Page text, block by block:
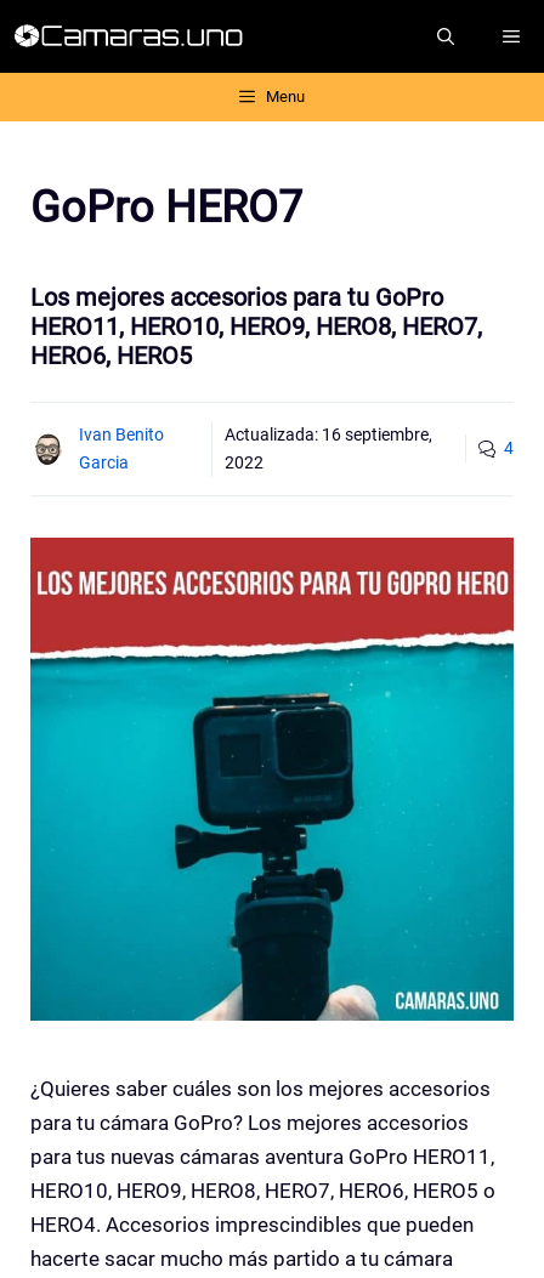
Menu
GoPro HERO7
Los mejores accesorios para tu GoPro
HERO11, HERO10, HERO9, HERO8, HERO7,
HERO6, HERO5
Ivan Benito
Garcia
Actualizada: 16 septiembre,
2022
4
¿Quieres saber cuáles son los mejores accesorios
para tu cámara GoPro? Los mejores accesorios
para tus nuevas cámaras aventura GoPro HERO11,
HERO10, HERO9, HERO8, HERO7, HERO6, HERO5 o
HERO4. Accesorios imprescindibles que pueden
hacerte sacar mucho más partido a tu cámara